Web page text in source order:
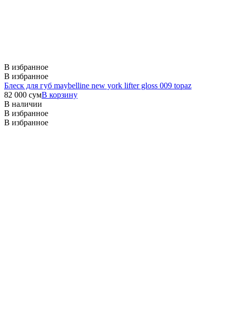
В избранное
В избранное
Блеск для губ maybelline new york lifter gloss 009 topaz
82 000 сумВ корзину
В наличии
В избранное
В избранное